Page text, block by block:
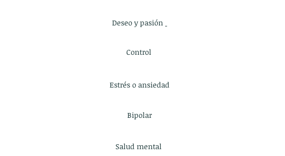
Deseo y pasión
Control
Estrés o ansiedad
Bipolar
Salud mental